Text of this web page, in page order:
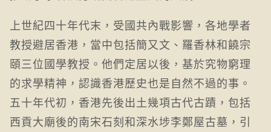
上世紀四十年代末，受國共內戰影響，各地學者
教授避居香港，當中包括簡又文、羅香林和饒宗
頤三位國學教授。他們定居以後，基於究物窮理
的求學精神，認識香港歷史也是自然不過的事。
五十年代初，香港先後出土幾項古代古蹟，包括
西貢大廟後的南宋石刻和深水埗李鄭屋古墓，引